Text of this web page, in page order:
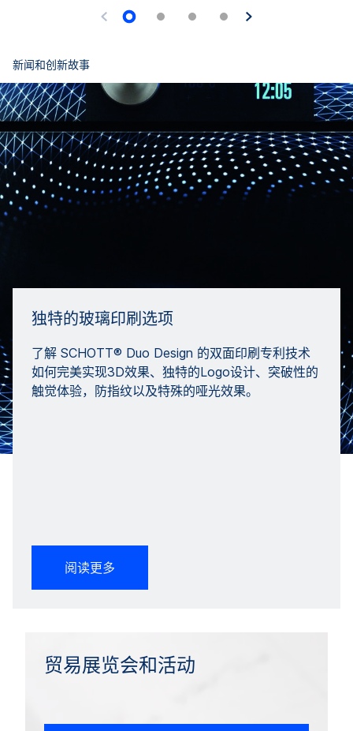
新闻和创新故事
独特的玻璃印刷选项
了解 SCHOTT® Duo Design 的双面印刷专利技术
如何完美实现3D效果、独特的Logo设计、突破性的
触觉体验，防指纹以及特殊的哑光效果。
阅读更多
贸易展览会和活动